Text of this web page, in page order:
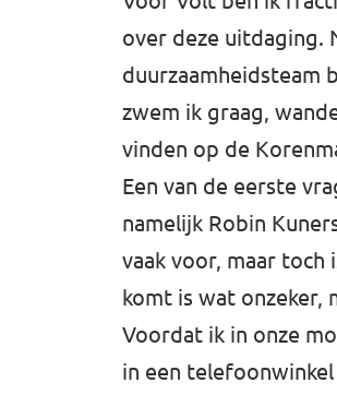
over deze uitdaging.
duurzaamheidsteam
zwem ik graag,
vinden op de
Een van de eerste
namelijk Robin
vaak voor, maar toch
komt is wat onzeker,
Voordat ik in onze
in een